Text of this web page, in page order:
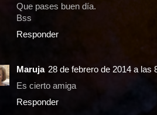
Que pases buen día.
Bss
Responder
Maruja 28 de febrero de 2014 a las
Es cierto amiga
Responder